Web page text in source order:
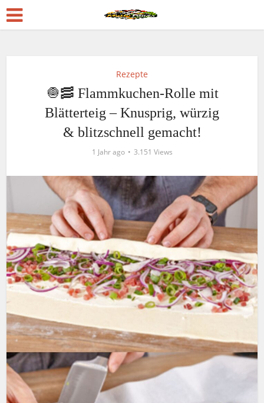
Rezepte
🧅🥓 Flammkuchen-Rolle mit
Blätterteig – Knusprig, würzig
& blitzschnell gemacht!
1 Jahr ago 3.151 Views